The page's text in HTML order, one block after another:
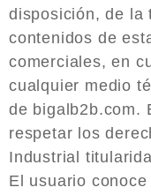
disposición, de la
contenidos de
comerciales, en
cualquier medio
de bigalb2b.com.
respetar los
Industrial
El usuario